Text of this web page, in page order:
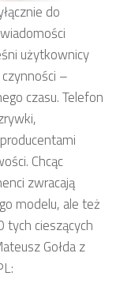
do
użytkownicy
–
czasu. Telefon
Chcąc
zwracają
modelu, ale też
tych cieszących
Gołda z